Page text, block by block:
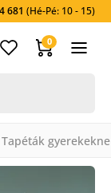
681 (Hé-Pé: 10 - 15)
0
Tapéták